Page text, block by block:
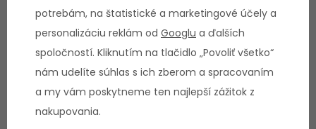
(zobrazí celkovú naakumulovanú vzdialenosť, ktorú ste
odcvičili na trenažéri)
Funkcia SCAN:
je funkcia, ktorá vám bude postupne na
displeji vyobrazovať všetky načítané hodnoty
Snímanie tepovej frekvencie:
Prečo snímať tepovú frekvenciu?
potrebám, na štatistické a marketingové účely a
personalizáciu reklám od Googlu a ďalších
spoločností. Kliknutím na tlačidlo „Povoliť všetko“
nám udelíte súhlas s ich zberom a spracovaním
a my vám poskytneme ten najlepší zážitok z
nakupovania.